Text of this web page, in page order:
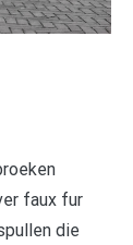
faux fur
die